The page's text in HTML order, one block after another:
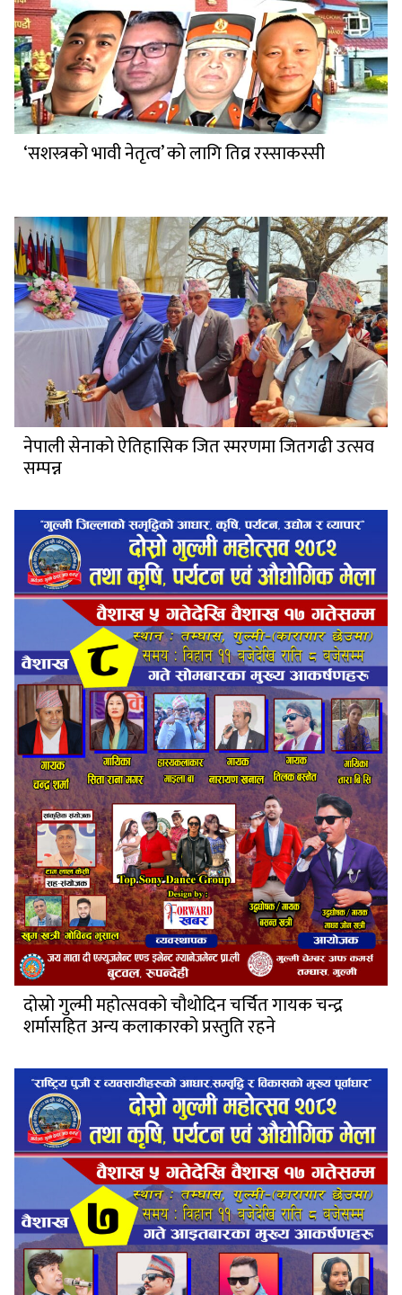
‘सशस्त्रको भावी नेतृत्व’ को लागि तिव्र रस्साकस्सी
नेपाली सेनाको ऐतिहासिक जित स्मरणमा जितगढी उत्सव
सम्पन्न
दोस्रो गुल्मी महोत्सवको चौथोदिन चर्चित गायक चन्द्र
शर्मासहित अन्य कलाकारको प्रस्तुति रहने